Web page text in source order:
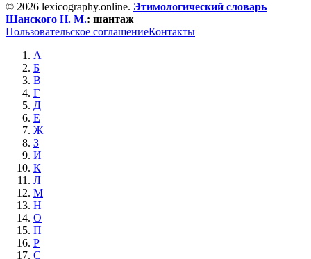
© 2026 lexicography.online. Этимологический словарь
Шанского Н. М.: шантаж
Пользовательское соглашениеКонтакты
А
Б
В
Г
Д
Е
Ж
З
И
К
Л
М
Н
О
П
Р
С